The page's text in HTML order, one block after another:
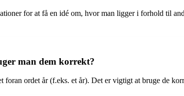
for at få en idé om, hvor man ligger i forhold til
man dem korrekt?
foran ordet år (f.eks. et år). Det er vigtigt at bruge de